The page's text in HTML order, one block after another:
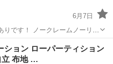
6月7日
お願いします！ 早く取りに来
ます^ - ^
ミラー
ション ローパーティション
立 布地 …